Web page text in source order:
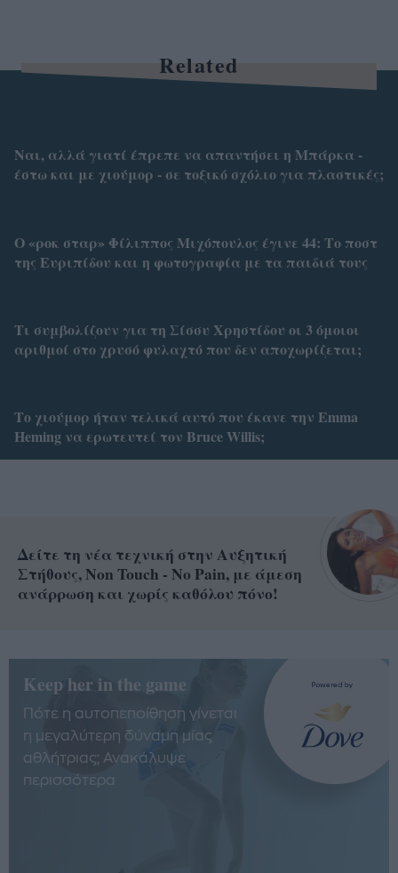
Related
Ναι, αλλά γιατί έπρεπε να απαντήσει η Μπάρκα -
έστω και με χιούμορ - σε τοξικό σχόλιο για πλαστικές;
Ο «ροκ σταρ» Φίλιππος Μιχόπουλος έγινε 44: Το ποστ
της Ευριπίδου και η φωτογραφία με τα παιδιά τους
Τι συμβολίζουν για τη Σίσσυ Χρηστίδου οι 3 όμοιοι
αριθμοί στο χρυσό φυλαχτό που δεν αποχωρίζεται;
Το χιούμορ ήταν τελικά αυτό που έκανε την Emma
Heming να ερωτευτεί τον Bruce Willis;
Δείτε τη νέα τεχνική στην Αυξητική
Στήθους, Non Touch - No Pain, με άμεση
ανάρρωση και χωρίς καθόλου πόνο!
Keep her in the game
Πότε η αυτοπεποίθηση γίνεται
η μεγαλύτερη δύναμη μίας
αθλήτριας; Ανακάλυψε
περισσότερα